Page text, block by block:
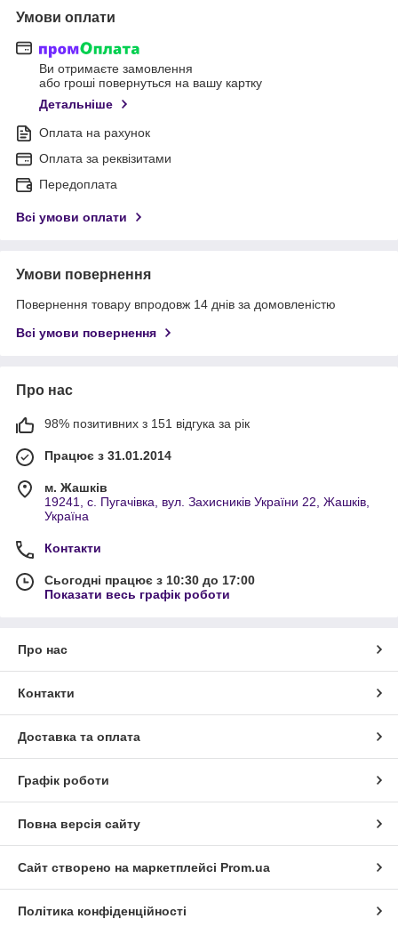
Умови оплати
Ви отримаєте замовлення
або гроші повернуться на вашу картку
Детальніше
Оплата на рахунок
Оплата за реквізитами
Передоплата
Всі умови оплати
Умови повернення
Повернення товару впродовж 14 днів за домовленістю
Всі умови повернення
Про нас
98% позитивних з 151 відгука за рік
Працює з 31.01.2014
м. Жашків
19241, с. Пугачівка, вул. Захисників України 22, Жашків,
Україна
Контакти
Сьогодні працює з 10:30 до 17:00
Показати весь графік роботи
Про нас
Контакти
Доставка та оплата
Графік роботи
Повна версія сайту
Сайт створено на маркетплейсі Prom.ua
Політика конфіденційності